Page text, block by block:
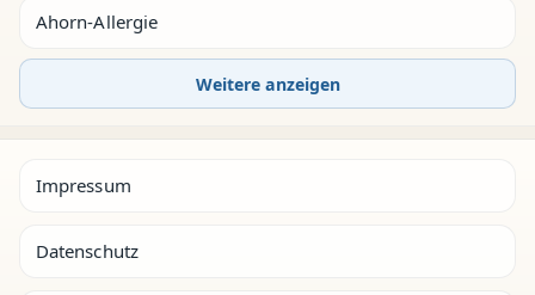
Ahorn-Allergie
Weitere anzeigen
Impressum
Datenschutz